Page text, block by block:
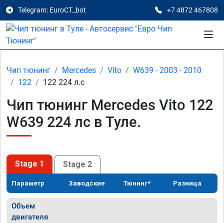
Telegram: EuroCT_bot +7 4872 467808
Чип тюнинг Mercedes Vito
W639 - 2003 - 2010
122
122 224 л.с
Чип тюнинг Mercedes Vito 122
W639 224 лс в Туле.
Stage 1 Stage 2
Параметр Заводские Тюнинг* Разница
Объем
двигателя